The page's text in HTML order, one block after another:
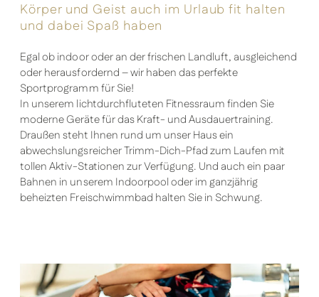
Körper und Geist auch im Urlaub fit halten
und dabei Spaß haben
Egal ob indoor oder an der frischen Landluft, ausgleichend
oder herausfordernd – wir haben das perfekte
Sportprogramm für Sie!
In unserem lichtdurchfluteten Fitnessraum finden Sie
moderne Geräte für das Kraft- und Ausdauertraining.
Draußen steht Ihnen rund um unser Haus ein
abwechslungsreicher Trimm-Dich-Pfad zum Laufen mit
tollen Aktiv-Stationen zur Verfügung. Und auch ein paar
Bahnen in unserem Indoorpool oder im ganzjährig
beheizten Freischwimmbad halten Sie in Schwung.